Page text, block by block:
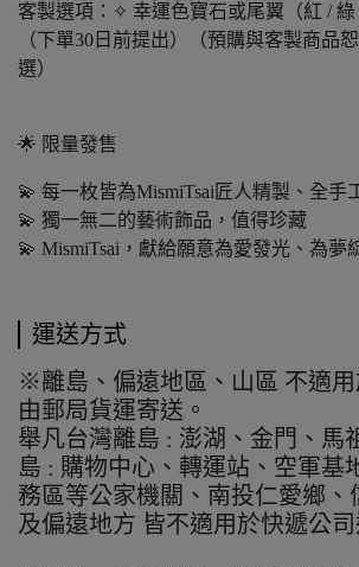
客製選項：✧ 幸運色寶石或尾翼（紅 / 綠
（下單30日前提出）（預購與客製商品
選）
🌟 限量發售
💫 每一枚皆為MismiTsai匠人精製、全手
💫 獨一無二的藝術飾品，值得珍藏
💫 MismiTsai，獻給願意為愛發光、為夢
運送方式
※離島、偏遠地區、山區 不適用
由郵局貨運寄送。
舉凡台灣離島 : 澎湖、金門、馬
島 : 購物中心、轉運站、空軍基
務區等公家機關、南投仁愛鄉、
及偏遠地方 皆不適用於快遞公司